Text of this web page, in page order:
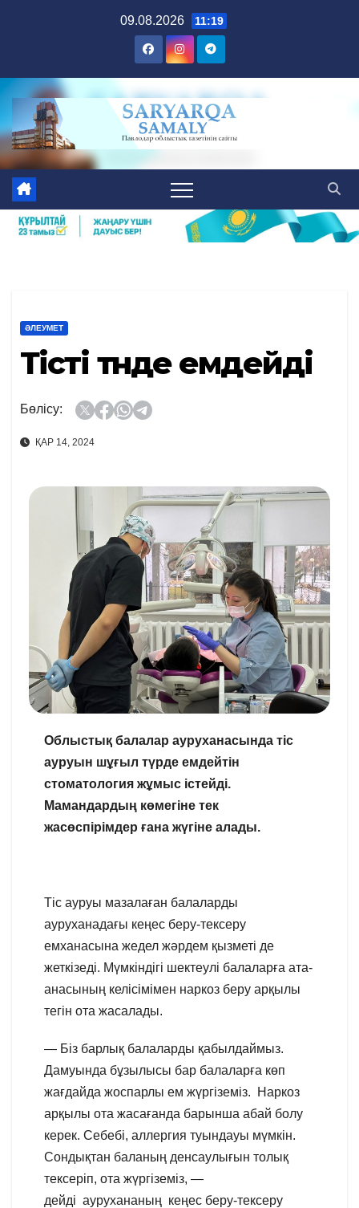
09.08.2026 11:19
ӘЛЕУМЕТ
Тісті түнде емдейді
Бөлісу:
ҚАР 14, 2024
Облыстық балалар ауруханасында тіс
ауруын шұғыл түрде емдейтін
стоматология жұмыс істейді.
Мамандардың көмегіне тек
жасөспірімдер ғана жүгіне алады.
Тіс ауруы мазалаған балаларды
ауруханадағы кеңес беру-тексеру
емханасына жедел жәрдем қызметі де
жеткізеді. Мүмкіндігі шектеулі балаларға ата-
анасының келісімімен наркоз беру арқылы
тегін ота жасалады.
— Біз барлық балаларды қабылдаймыз.
Дамуында бұзылысы бар балаларға көп
жағдайда жоспарлы ем жүргіземіз. Наркоз
арқылы ота жасағанда барынша абай болу
керек. Себебі, аллергия туындауы мүмкін.
Сондықтан баланың денсаулығын толық
тексеріп, ота жүргіземіз, —
дейді аурухананың кеңес беру-тексеру